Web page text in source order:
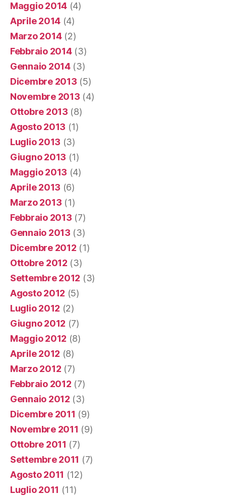
Maggio 2014 (4)
Aprile 2014 (4)
Marzo 2014(2)
Febbraio 2014(3)
Gennaio 2014(3)
Dicembre 2013 (5)
Novembre 2013 (4)
Ottobre 2013 (8)
Agosto 2013 (1)
Luglio 2013 (3)
Giugno 2013 (1)
Maggio 2013 (4)
Aprile 2013 (6)
Marzo 2013 (1)
Febbraio 2013 (7)
Gennaio 2013 (3)
Dicembre 2012 (1)
Ottobre 2012 (3)
Settembre 2012 (3)
Agosto 2012 (5)
Luglio 2012 (2)
Giugno 2012 (7)
Maggio 2012 (8)
Aprile 2012 (8)
Marzo 2012 (7)
Febbraio 2012 (7)
Gennaio 2012 (3)
Dicembre 2011 (9)
Novembre 2011 (9)
Ottobre 2011 (7)
Settembre 2011 (7)
Agosto 2011 (12)
Luglio 2011 (11)